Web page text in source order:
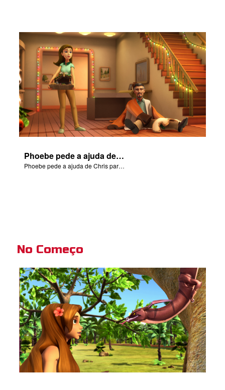
Phoebe pede a ajuda de Chris para a cena do nascimento de Jesus.
Phoebe pede a ajuda de Chris para a cena do nascimento de Jesus.
No Começo